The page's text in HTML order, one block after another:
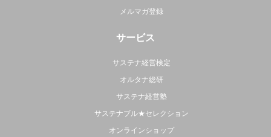
メルマガ登録
サービス
サステナ経営検定
オルタナ総研
サステナ経営塾
サステナブル★セレクション
オンラインショップ